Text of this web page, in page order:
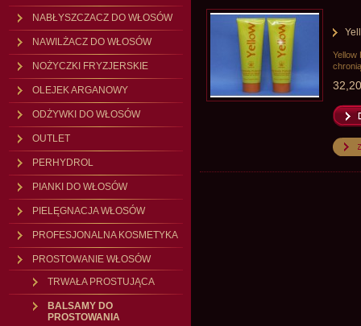
NABŁYSZCZACZ DO WŁOSÓW
NAWILŻACZ DO WŁOSÓW
NOŻYCZKI FRYZJERSKIE
OLEJEK ARGANOWY
ODŻYWKI DO WŁOSÓW
OUTLET
PERHYDROL
PIANKI DO WŁOSÓW
PIELĘGNACJA WŁOSÓW
PROFESJONALNA KOSMETYKA
PROSTOWANIE WŁOSÓW
TRWAŁA PROSTUJĄCA
BALSAMY DO
PROSTOWANIA
Yellow